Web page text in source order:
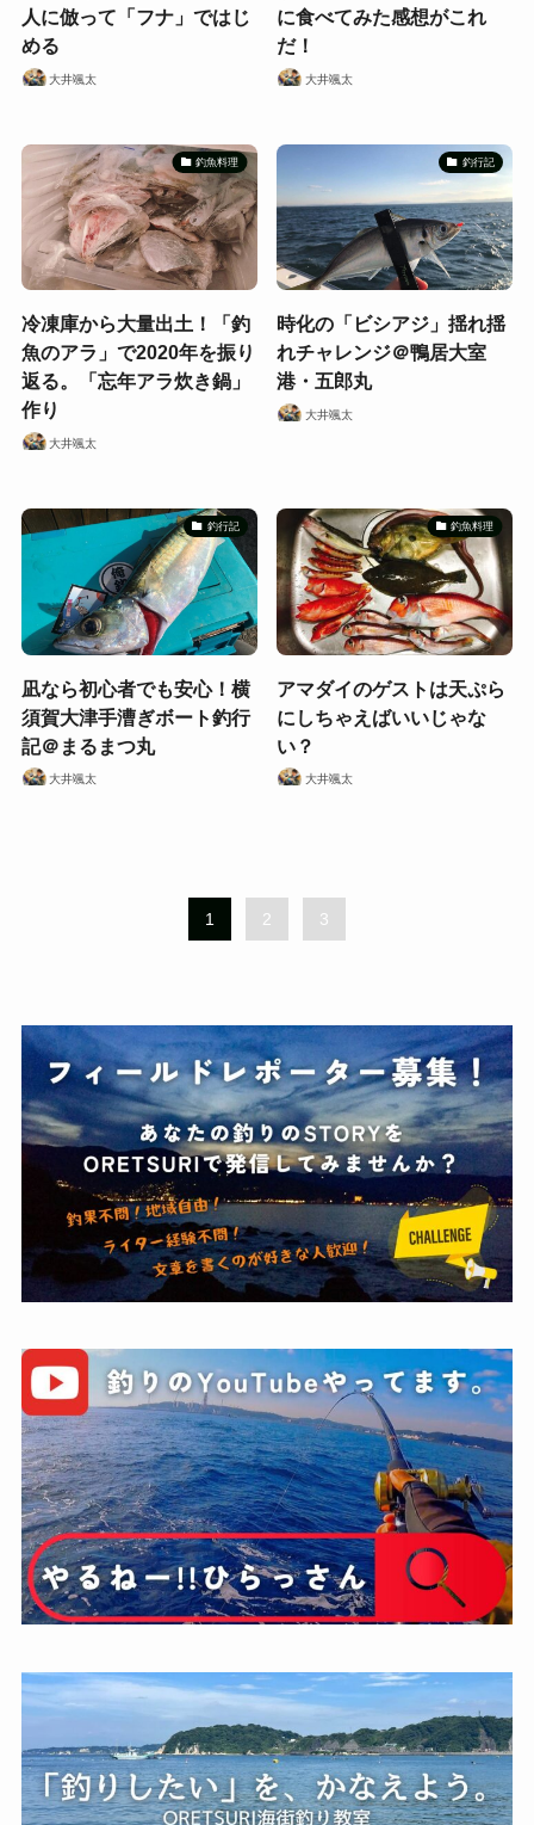
人に倣って「フナ」ではじ
める
大井颯太
に食べてみた感想がこれ
だ！
大井颯太
釣魚料理
冷凍庫から大量出土！「釣
魚のアラ」で2020年を振り
返る。「忘年アラ炊き鍋」
作り
大井颯太
釣行記
時化の「ビシアジ」揺れ揺
れチャレンジ＠鴨居大室
港・五郎丸
大井颯太
釣行記
凪なら初心者でも安心！横
須賀大津手漕ぎボート釣行
記＠まるまつ丸
大井颯太
釣魚料理
アマダイのゲストは天ぷら
にしちゃえばいいじゃな
い？
大井颯太
1 2 3